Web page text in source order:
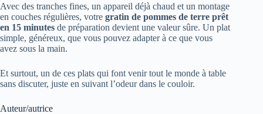
Avec des tranches fines, un appareil déjà chaud et un montage
en couches régulières, votre gratin de pommes de terre prêt
en 15 minutes de préparation devient une valeur sûre. Un plat
simple, généreux, que vous pouvez adapter à ce que vous
avez sous la main.
Et surtout, un de ces plats qui font venir tout le monde à table
sans discuter, juste en suivant l’odeur dans le couloir.
Auteur/autrice